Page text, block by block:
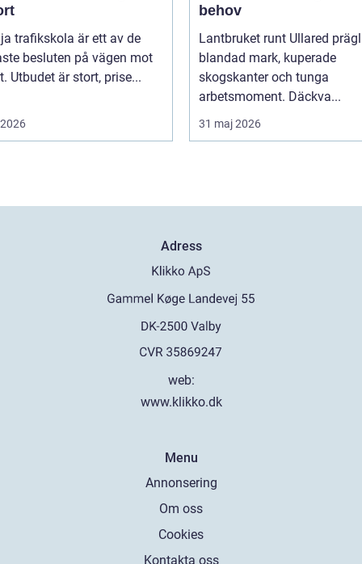
trafikskola är ett av de
besluten på vägen mot
Utbudet är stort, prise...
behov
Lantbruket runt Ullared
blandad mark, kuperade
skogskanter och tunga
arbetsmoment. Däckva...
31 maj 2026
Adress
web:
www.klikko.dk
Menu
Annonsering
Om oss
Cookies
Kontakta oss